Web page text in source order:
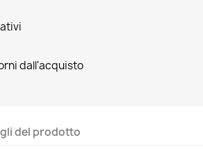
dall'acquisto
del prodotto